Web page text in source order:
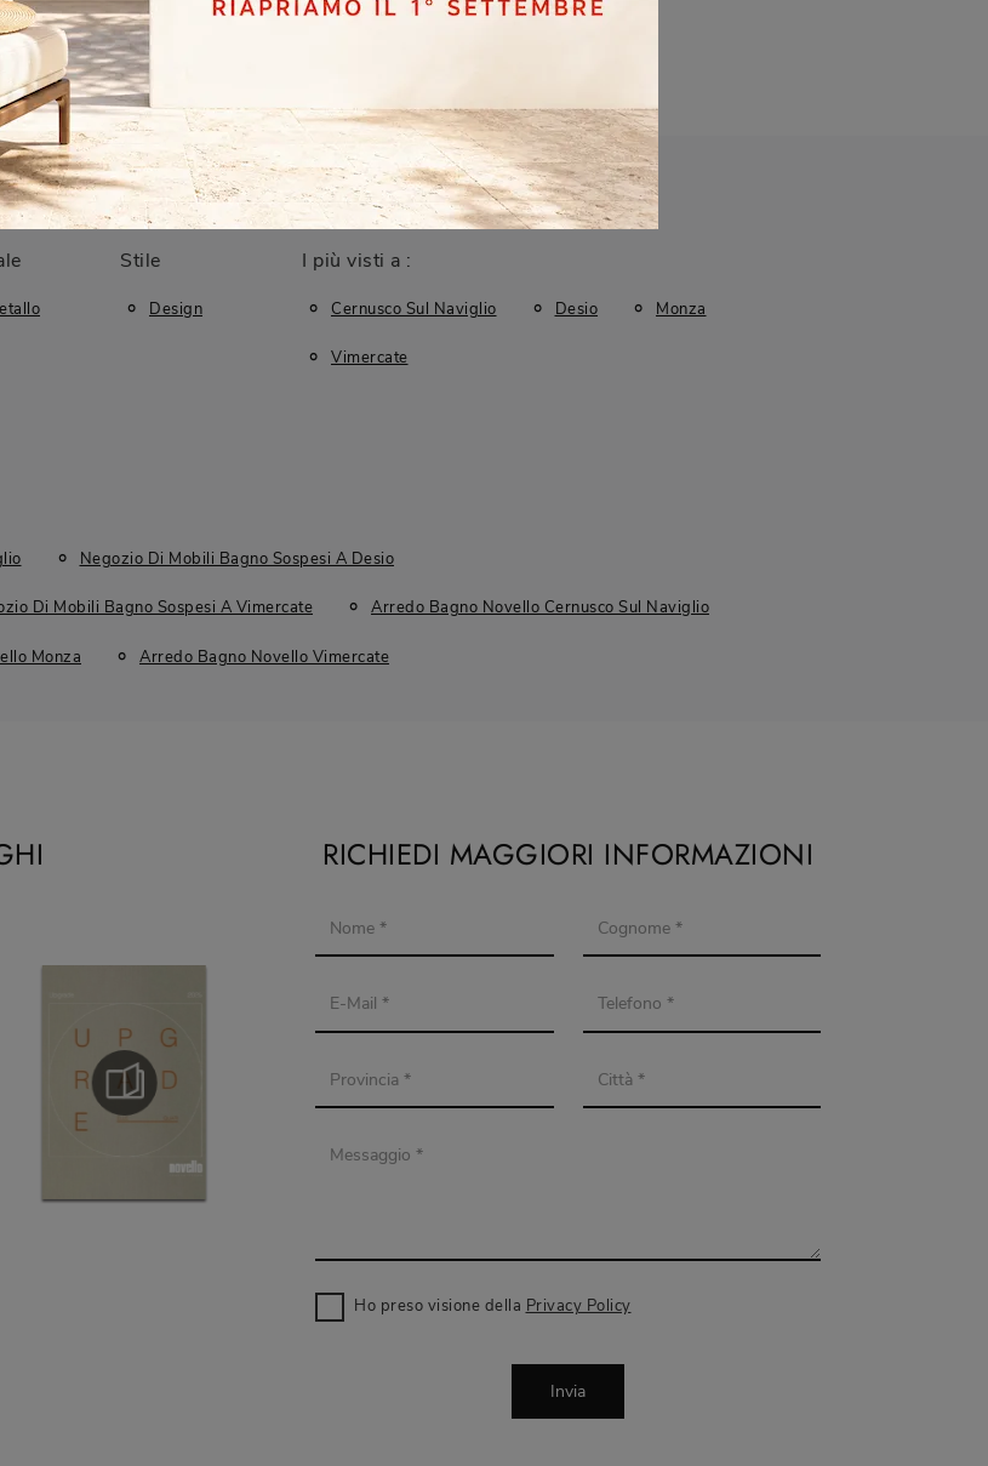
Stile
Design
I più visti a :
Cernusco Sul Naviglio Desio Monza
Vimercate
Negozio Di Mobili Bagno Sospesi A Desio
Di Mobili Bagno Sospesi A Vimercate Arredo Bagno Novello Cernusco Sul Naviglio
Monza Arredo Bagno Novello Vimercate
RICHIEDI MAGGIORI INFORMAZIONI
Ho preso visione della Privacy Policy
Invia